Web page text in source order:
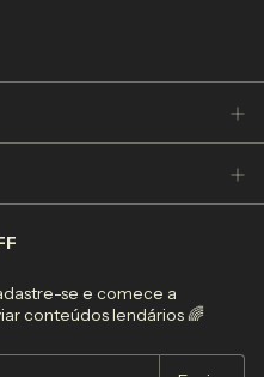
se e comece a
conteúdos lendários 🌈